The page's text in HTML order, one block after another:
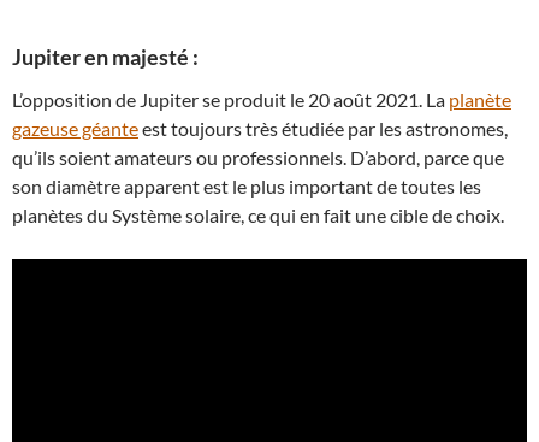
Jupiter en majesté :
L’opposition de Jupiter se produit le 20 août 2021. La planète
gazeuse géanteest toujours très étudiée par les astronomes,
qu’ils soient amateurs ou professionnels. D’abord, parce que
son diamètre apparent est le plus important de toutes les
planètes du Système solaire, ce qui en fait une cible de choix.